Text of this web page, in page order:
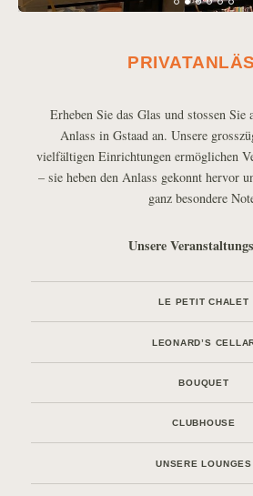
Erheben Sie das Glas und stossen Sie
Anlass in Gstaad an. Unsere
vielfältigen Einrichtungen ermöglichen
– sie heben den Anlass gekonnt hervor
ganz besondere
Unsere
LE PETIT CHALET
LEONARD’S
BOUQUET
CLUBHOUSE
UNSERE LOUNGES